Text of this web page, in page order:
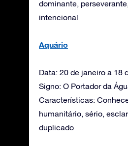
dominante,
intencional
Aquário
Data: 20 de janeiro a 18
Signo: O Portador da
Características:
humanitário, sério,
duplicado